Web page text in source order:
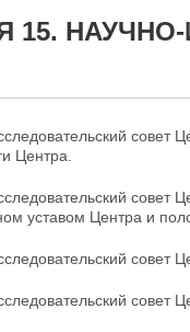
15.
совет
Центра.
совет
уставом Центра и
совет
совет